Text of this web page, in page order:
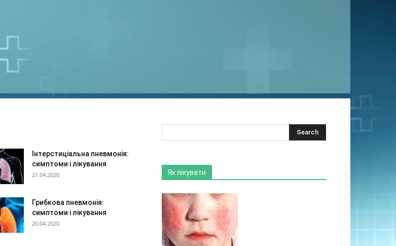
Інтерстиціальна пневмонія:
симптоми і лікування
21.04.2020
Грибкова пневмонія:
симптоми і лікування
20.04.2020
Як лікувати